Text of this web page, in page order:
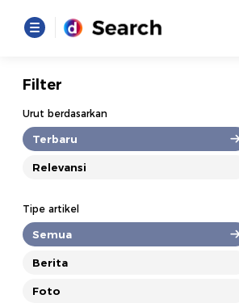
Filter
Urut berdasarkan
Terbaru
Relevansi
Tipe artikel
Semua
Berita
Foto